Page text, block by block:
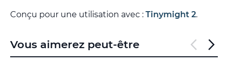
Conçu pour une utilisation avec : Tinymight 2.
Vous aimerez peut-être